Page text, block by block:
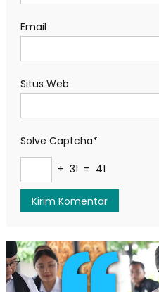
Email
Situs Web
Solve Captcha*
+ 31 = 41